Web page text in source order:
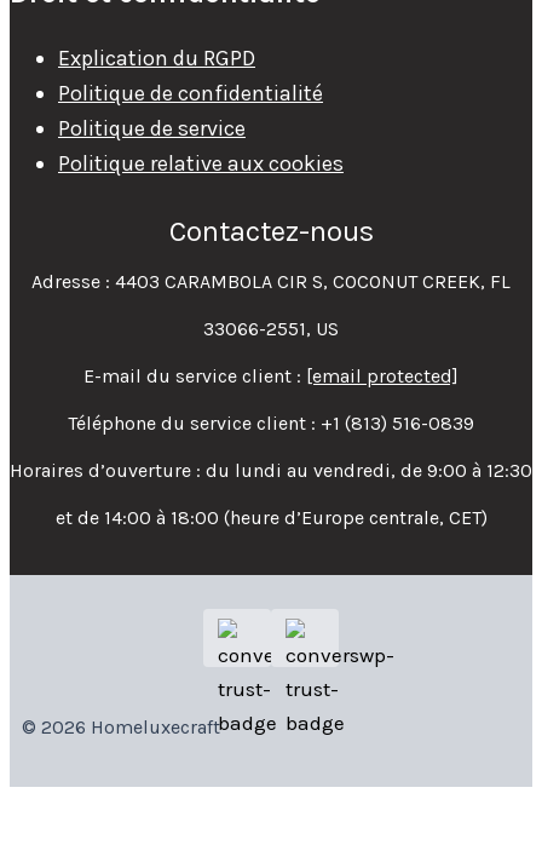
Explication du RGPD
Politique de confidentialité
Politique de service
Politique relative aux cookies
Contactez-nous
Adresse : 4403 CARAMBOLA CIR S, COCONUT CREEK, FL
33066-2551, US
E-mail du service client : [email protected]
Téléphone du service client : +1 (813) 516-0839
Horaires d’ouverture : du lundi au vendredi, de 9:00 à 12:30
et de 14:00 à 18:00 (heure d’Europe centrale, CET)
© 2026 Homeluxecraft